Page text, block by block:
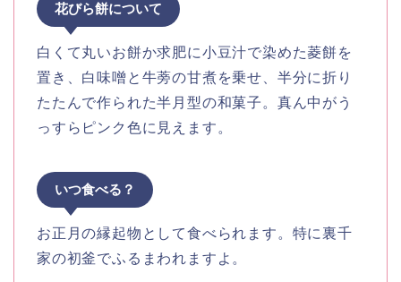
花びら餅について
白くて丸いお餅か求肥に小豆汁で染めた菱餅を
置き、白味噌と牛蒡の甘煮を乗せ、半分に折り
たたんで作られた半月型の和菓子。真ん中がう
っすらピンク色に見えます。
いつ食べる？
お正月の縁起物として食べられます。特に裏千
家の初釜でふるまわれますよ。